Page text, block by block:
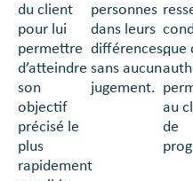
du client
pour lui
permettre
d’atteindre
son
objectif
précisé le
plus
rapidement
personnes
dans leurs
différences,
sans aucun
jugement.
que
au
de